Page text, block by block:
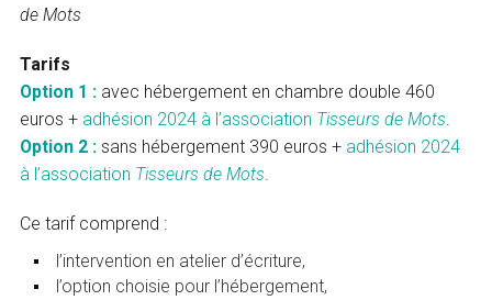
de Mots
Tarifs
Option 1 : avec hébergement en chambre double 460
euros + adhésion 2024 à l’association Tisseurs de Mots.
Option 2 : sans hébergement 390 euros + adhésion 2024
à l’association Tisseurs de Mots.
Ce tarif comprend :
l’intervention en atelier d’écriture,
l’option choisie pour l’hébergement,